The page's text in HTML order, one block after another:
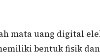
mata uang digital
bentuk fisik dan